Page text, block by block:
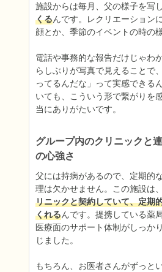
施設からは毎月、父の様子を写
くるんです。レクリエーション
顔とか、季節のイベントの時の
電話や事務的な報告だけじゃわ
らしぶりが写真で見えることで
ってるんだな」って実感できる
いても、こういう形で繋がりを
当にありがたいです。
グループ内のクリニックと
の心強さ
父には持病があるので、定期的
理は欠かせません。この施設は、
リニックと契約していて、定期
くれるんです。提携している薬
医療面のサポート体制がしっか
じました。
もちろん、お医者さんがずっと